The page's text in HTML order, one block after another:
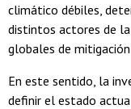
climático débiles,
distintos actores de
globales de mitigación
En este sentido, la
definir el estado